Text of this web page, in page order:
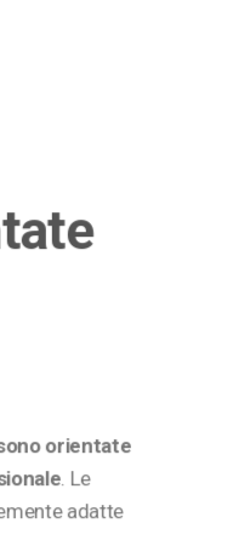
orientate
. Le
adatte